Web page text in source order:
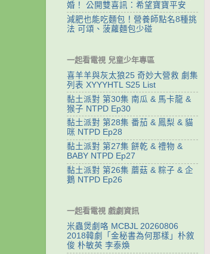
婚！ 公開雙喜訊：希望寶寶平安
減肥也能吃麵包！營養師點名8種挑
法 可頌、菠蘿麵包少碰
一起看電視 兒童少年專區
喜羊羊與灰太狼25 奇妙大營救 劇集
列表 XYYYHTL S25 List
黏土派對 第30集 南瓜 & 馬卡龍 &
猴子 NTPD Ep30
黏土派對 第28集 番茄 & 鳳梨 & 貓
咪 NTPD Ep28
黏土派對 第27集 餅乾 & 禮物 &
BABY NTPD Ep27
黏土派對 第26集 蘑菇 & 粽子 & 企
鵝 NTPD Ep26
一起看電視 戲劇資訊
米蟲煲劇咯 MCBJL 20260806
2018韓劇「金秘書為何那樣」朴敘
俊 朴敏英 李泰煥